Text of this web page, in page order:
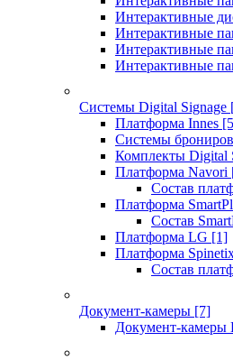
Интерактивные
Интерактивные
Интерактивные
Интерактивные
Системы Digital Signage
Платформа Innes
Системы
Комплекты Digital
Платформа Navori
Состав
Платформа
Состав
Платформа LG [1]
Платформа
Состав
Документ-камеры [7]
Документ-камеры